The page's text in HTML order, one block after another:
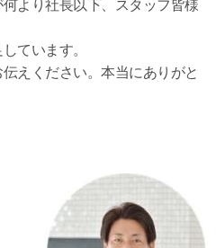
より社長以下、スタッフ皆様
ています。
えください。本当にありがと